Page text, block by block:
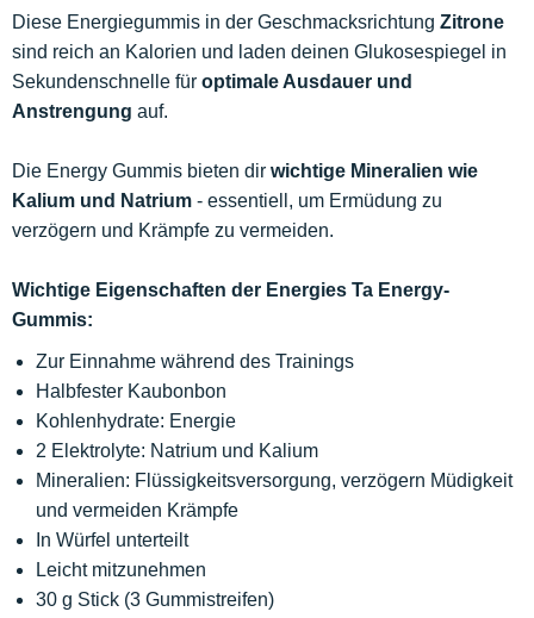
Diese Energiegummis in der Geschmacksrichtung Zitrone
sind reich an Kalorien und laden deinen Glukosespiegel in
Sekundenschnelle für optimale Ausdauer und
Anstrengung auf.
Die Energy Gummis bieten dir wichtige Mineralien wie
Kalium und Natrium - essentiell, um Ermüdung zu
verzögern und Krämpfe zu vermeiden.
Wichtige Eigenschaften der Energies Ta Energy-
Gummis:
Zur Einnahme während des Trainings
Halbfester Kaubonbon
Kohlenhydrate: Energie
2 Elektrolyte: Natrium und Kalium
Mineralien: Flüssigkeitsversorgung, verzögern Müdigkeit
und vermeiden Krämpfe
In Würfel unterteilt
Leicht mitzunehmen
30 g Stick (3 Gummistreifen)